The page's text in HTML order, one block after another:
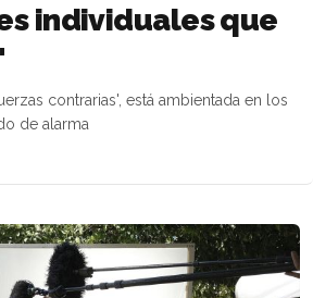
individuales que
contrarias', está ambientada en los
de alarma